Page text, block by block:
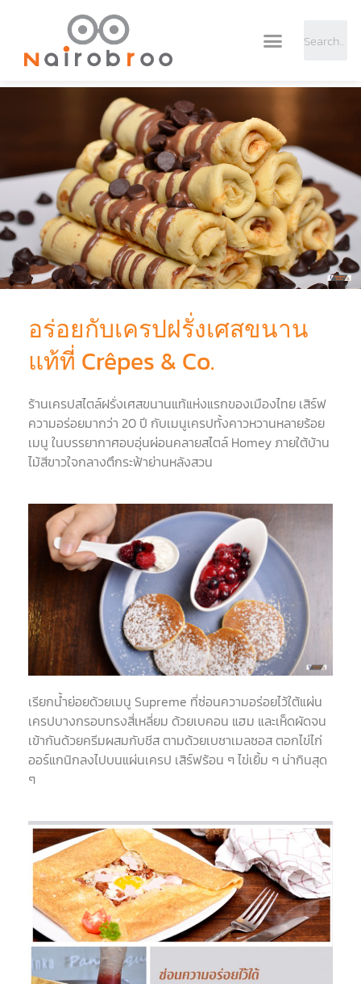
อร่อยกับเครปฝรั่งเศสขนาน
แท้ที่ Crêpes & Co.
ร้านเครปสไตล์ฝรั่งเศสขนานแท้แห่งแรกของเมืองไทย เสิร์ฟ
ความอร่อยมากว่า 20 ปี กับเมนูเครปทั้งคาวหวานหลายร้อย
เมนู ในบรรยากาศอบอุ่นผ่อนคลายสไตล์ Homey ภายใต้บ้าน
ไม้สีขาวใจกลางตึกระฟ้าย่านหลังสวน
เรียกน้ำย่อยด้วยเมนู Supreme ที่ซ่อนความอร่อยไว้ใต้แผ่น
เครปบางกรอบทรงสี่เหลี่ยม ด้วยเบคอน แฮม และเห็ดผัดจน
เข้ากันด้วยครีมผสมกับชีส ตามด้วยเบชาเมลซอส ตอกไข่ไก่
ออร์แกนิกลงไปบนแผ่นเครป เสิร์ฟร้อน ๆ ไข่เยิ้ม ๆ น่ากินสุด
ๆ